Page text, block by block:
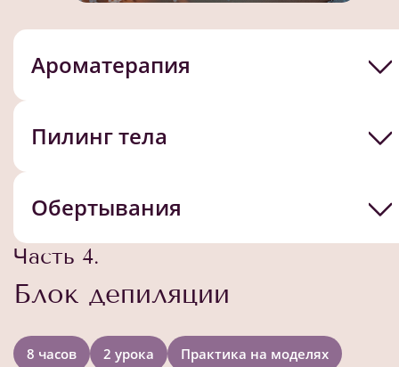
Ароматерапия
Пилинг тела
Обертывания
Часть 4.
Блок депиляции
8 часов 2 урока Практика на моделях